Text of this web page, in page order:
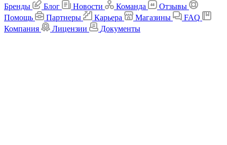
Бренды
Блог Новости Команда
Отзывы
Помощь
Партнеры Карьера Магазины
FAQ
Компания
Лицензии Документы